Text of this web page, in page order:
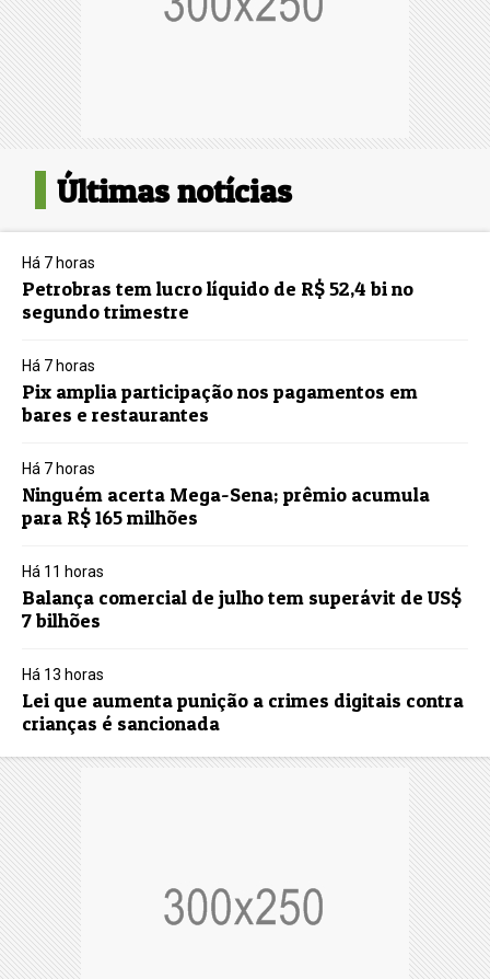
Últimas notícias
Há 7 horas
Petrobras tem lucro líquido de R$ 52,4 bi no
segundo trimestre
Há 7 horas
Pix amplia participação nos pagamentos em
bares e restaurantes
Há 7 horas
Ninguém acerta Mega-Sena; prêmio acumula
para R$ 165 milhões
Há 11 horas
Balança comercial de julho tem superávit de US$
7 bilhões
Há 13 horas
Lei que aumenta punição a crimes digitais contra
crianças é sancionada